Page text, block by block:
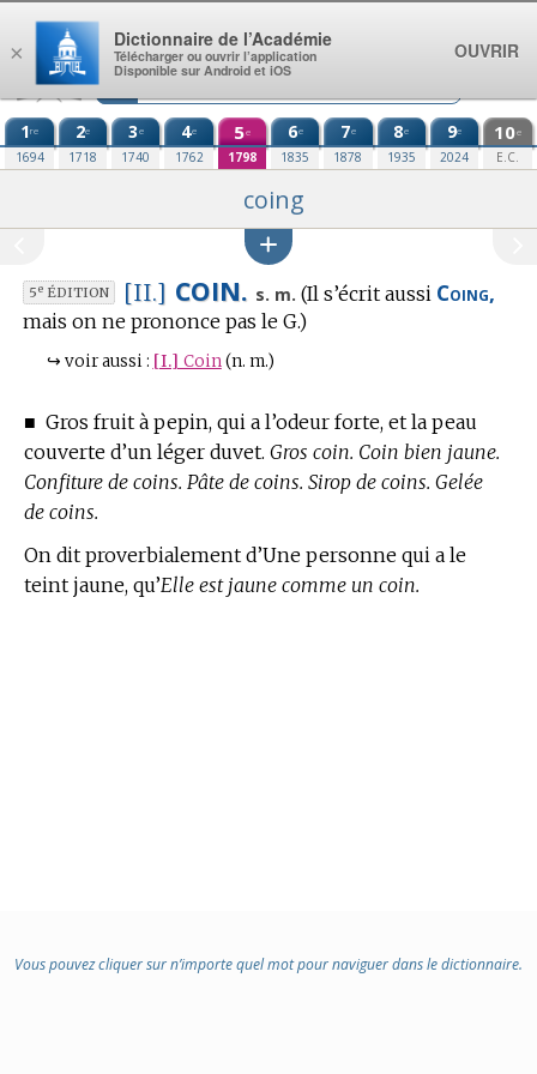
Aller au contenu
1re
1694
2e
1718
3e
1740
4e
1762
5e
1798
6e
1835
7e
1878
8e
1935
9e
2024
10e
E.C.
coing
5eÉDITION [II.] COIN. s. m. (Il s’écrit aussi Coing,
mais on ne prononce pas le G.)
↪ voir aussi : [I.] Coin (n. m.)
■ Gros fruit à pepin, qui a l’odeur forte, et la peau
couverte d’un léger duvet. Gros coin. Coin bien jaune.
Confiture de coins. Pâte de coins. Sirop de coins. Gelée
de coins.
On dit proverbialement d’Une personne qui a le
teint jaune, qu’Elle est jaune comme un coin.
Vous pouvez cliquer sur n’importe quel mot pour naviguer dans le dictionnaire.
×
Dictionnaire de l’Académie
Télécharger ou ouvrir l’application
Disponible sur Android et iOS
OUVRIR